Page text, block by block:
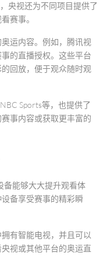
央视还为不同项目提供了
赛事。
运内容。例如，腾讯视
的直播授权。这些平台
回放，便于观众随时观
Sports等，也提供了
事内容或获取更丰富的
备能够大大提升观看体
备享受赛事的精彩瞬
有智能电视，并且可以
视或其他平台的奥运直